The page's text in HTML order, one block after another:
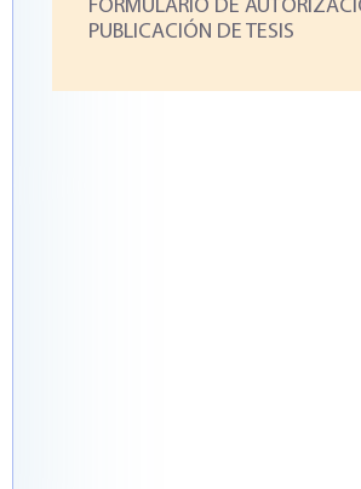
FORMULARIO DE
PUBLICACIÓN DE TESIS